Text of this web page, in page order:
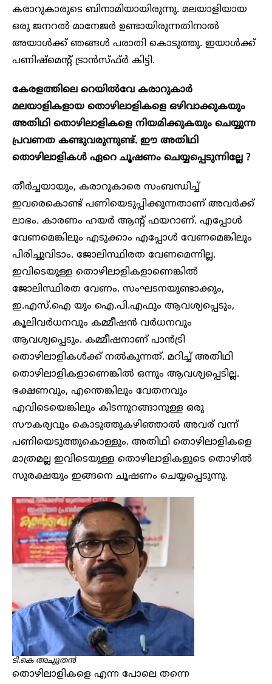
കരാറുകാരുടെ ബിനാമിയായിരുന്നു. മലയാളിയായ
ഒരു ജനറൽ മാനേജർ ഉണ്ടായിരുന്നതിനാൽ
അയാൾക്ക് ഞങ്ങൾ പരാതി കൊടുത്തു. ഇയാൾക്ക്
പണിഷ്മെന്റ് ട്രാൻസ്ഫ്ർ കിട്ടി.
കേരളത്തിലെ റെയിൽവേ കരാറുകാർ
മലയാളികളായ തൊഴിലാളികളെ ഒഴിവാക്കുകയും
അതിഥി തൊഴിലാളികളെ നിയമിക്കുകയും ചെയ്യുന്ന
പ്രവണത കണ്ടുവരുന്നുണ്ട്. ഈ അതിഥി
തൊഴിലാളികൾ ഏറെ ചൂഷണം ചെയ്യപ്പെടുന്നില്ലേ ?
തീ‍ർച്ചയായും, കരാറുകാരെ സംബന്ധിച്ച്
ഇവരെകൊണ്ട് പണിയെടുപ്പിക്കുന്നതാണ് അവർക്ക്
ലാഭം. കാരണം ഹയർ ആന്റ് ഫയറാണ്. എപ്പോൾ
വേണമെങ്കിലും എടുക്കാം എപ്പോൾ വേണമെങ്കിലും
പിരിച്ചുവിടാം. ജോലിസ്ഥിരത വേണമെന്നില്ല.
ഇവിടെയുള്ള തൊഴിലാളികളാണെങ്കിൽ
ജോലിസ്ഥിരത വേണം. സംഘടനയുണ്ടാക്കും,
ഇ.എസ്.ഐ യും ഐ.പി.എഫും ആവശ്യപ്പെടും,
കൂലിവർധനവും കമ്മീഷൻ വർധനവും
ആവശ്യപ്പെടും. കമ്മീഷനാണ് പാൻട്രി
തൊഴിലാളികൾക്ക് നൽകുന്നത്. മറിച്ച് അതിഥി
തൊഴിലാളികളാണെങ്കിൽ ഒന്നും ആവശ്യപ്പെടില്ല.
ഭക്ഷണവും, എന്തെങ്കിലും വേതനവും
എവിടെയെങ്കിലും കിടന്നുറങ്ങാനുള്ള ഒരു
സൗകര്യവും കൊടുത്തുകഴിഞ്ഞാൽ അവര് വന്ന്
പണിയെടുത്തുകൊള്ളും. അതിഥി തൊഴിലാളികളെ
മാത്രമല്ല ഇവിടെയുള്ള തൊഴിലാളികളുടെ തൊഴിൽ
സുരക്ഷയും ഇങ്ങനെ ചൂഷണം ചെയ്യപ്പെടുന്നു.
ടി.കെ അച്യുതൻ
തൊഴിലാളികളെ എന്ന പോലെ തന്നെ